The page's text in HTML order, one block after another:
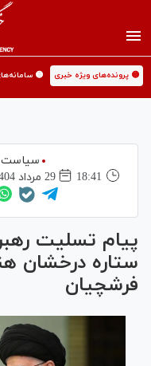
🟡 پرونده‌های ویژه خبری 🟡
سیاست
18:41
29 مرداد 1404
پیام تسلیت
ستاره درخشان
فرشچیان